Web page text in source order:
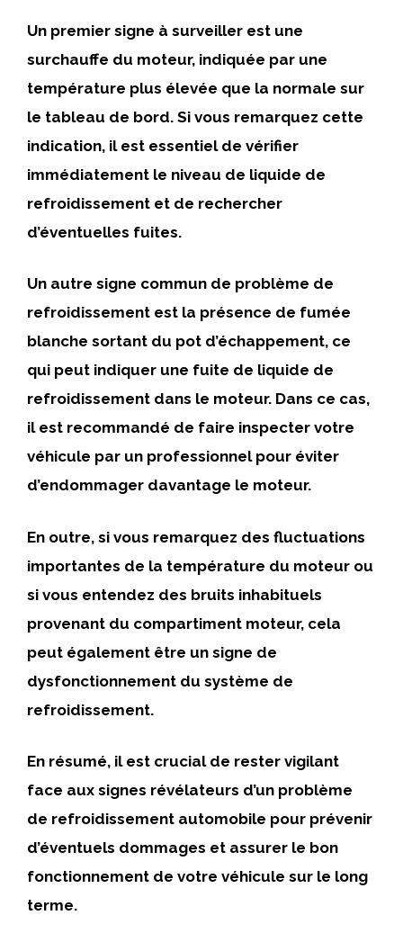
Un premier signe à surveiller est une
surchauffe du moteur, indiquée par une
température plus élevée que la normale sur
le tableau de bord. Si vous remarquez cette
indication, il est essentiel de vérifier
immédiatement le niveau de liquide de
refroidissement et de rechercher
d’éventuelles fuites.
Un autre signe commun de problème de
refroidissement est la présence de fumée
blanche sortant du pot d’échappement, ce
qui peut indiquer une fuite de liquide de
refroidissement dans le moteur. Dans ce cas,
il est recommandé de faire inspecter votre
véhicule par un professionnel pour éviter
d’endommager davantage le moteur.
En outre, si vous remarquez des fluctuations
importantes de la température du moteur ou
si vous entendez des bruits inhabituels
provenant du compartiment moteur, cela
peut également être un signe de
dysfonctionnement du système de
refroidissement.
En résumé, il est crucial de rester vigilant
face aux signes révélateurs d’un problème
de refroidissement automobile pour prévenir
d’éventuels dommages et assurer le bon
fonctionnement de votre véhicule sur le long
terme.